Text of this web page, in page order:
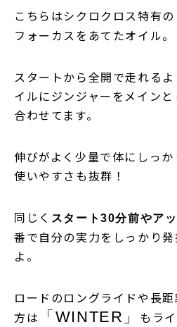
こちらはシクロクロス特有の
フォーカスをあてたオイル。
スタートから全開で走れる
イルにジンジャーをメイン
合わせてます。
伸びがよく少量で体にしっ
使いやすさも抜群！
同じく スタート30分前やア
番で自分の実力をしっかり
よ。
ロードのロングライドや長
方は
「WINTER」 もラ